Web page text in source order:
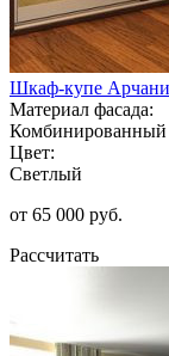
Шкаф-купе
Материал фасада:
Комбинированный
Цвет:
Светлый
от 65 000 руб.
Рассчитать